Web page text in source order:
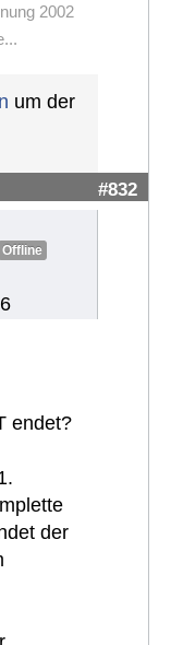
2002
um der
#832
Offline
endet?
der